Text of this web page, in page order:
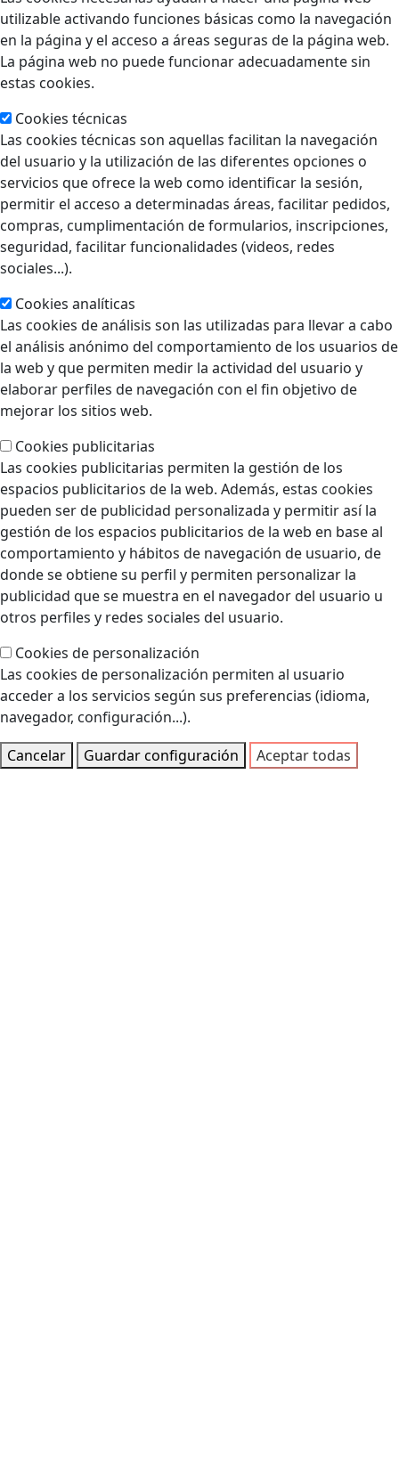
utilizable activando funciones básicas como la navegación
en la página y el acceso a áreas seguras de la página web.
La página web no puede funcionar adecuadamente sin
estas cookies.
Cookies técnicas
Las cookies técnicas son aquellas facilitan la navegación
del usuario y la utilización de las diferentes opciones o
servicios que ofrece la web como identificar la sesión,
permitir el acceso a determinadas áreas, facilitar pedidos,
compras, cumplimentación de formularios, inscripciones,
seguridad, facilitar funcionalidades (videos, redes
sociales...).
Cookies analíticas
Las cookies de análisis son las utilizadas para llevar a cabo
el análisis anónimo del comportamiento de los usuarios de
la web y que permiten medir la actividad del usuario y
elaborar perfiles de navegación con el fin objetivo de
mejorar los sitios web.
Cookies publicitarias
Las cookies publicitarias permiten la gestión de los
espacios publicitarios de la web. Además, estas cookies
pueden ser de publicidad personalizada y permitir así la
gestión de los espacios publicitarios de la web en base al
comportamiento y hábitos de navegación de usuario, de
donde se obtiene su perfil y permiten personalizar la
publicidad que se muestra en el navegador del usuario u
otros perfiles y redes sociales del usuario.
Cookies de personalización
Las cookies de personalización permiten al usuario
acceder a los servicios según sus preferencias (idioma,
navegador, configuración...).
Cancelar
Guardar configuración Aceptar todas